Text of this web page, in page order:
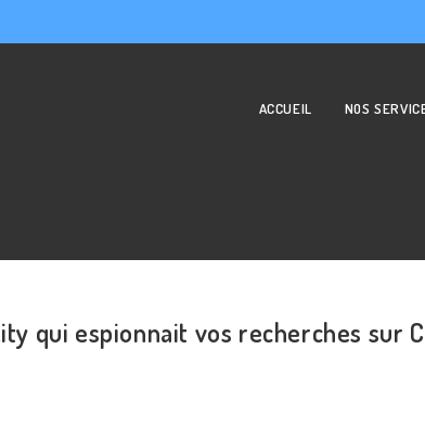
ACCUEIL NOS
qui espionnait vos recherches sur